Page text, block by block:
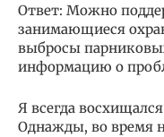
Ответ: Можно
занимающиеся
выбросы
информацию о
Я всегда
Однажды, во время